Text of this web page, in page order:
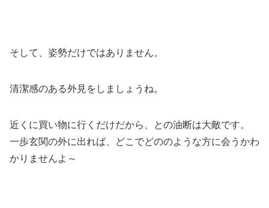
そして、姿勢だけではありません。
清潔感のある外見をしましょうね。
近くに買い物に行くだけだから、との油断は大敵です。
一歩玄関の外に出れば、どこでどののような方に会うかわ
かりませんよ～